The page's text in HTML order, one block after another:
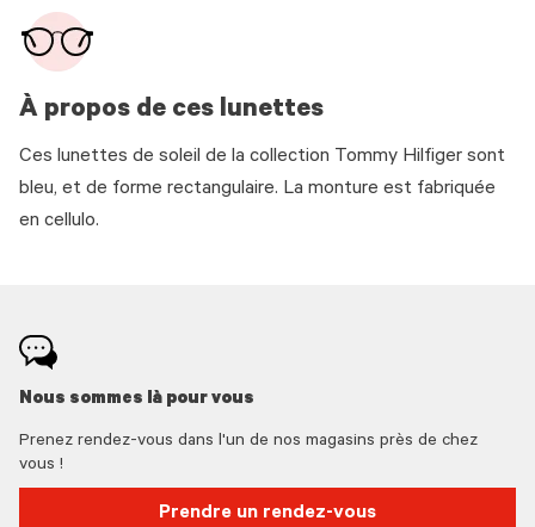
À propos de ces lunettes
Ces lunettes de soleil de la collection Tommy Hilfiger sont
bleu, et de forme rectangulaire. La monture est fabriquée
en cellulo.
Nous sommes là pour vous
Prenez rendez-vous dans l'un de nos magasins près de chez
vous !
Prendre un rendez-vous